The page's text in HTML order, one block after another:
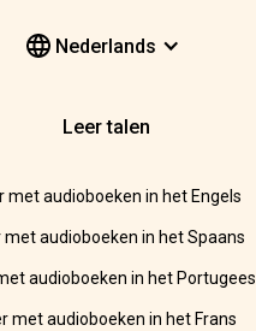
Nederlands
Leer talen
met audioboeken in het Engels
met audioboeken in het Spaans
audioboeken in het Portugees
met audioboeken in het Frans